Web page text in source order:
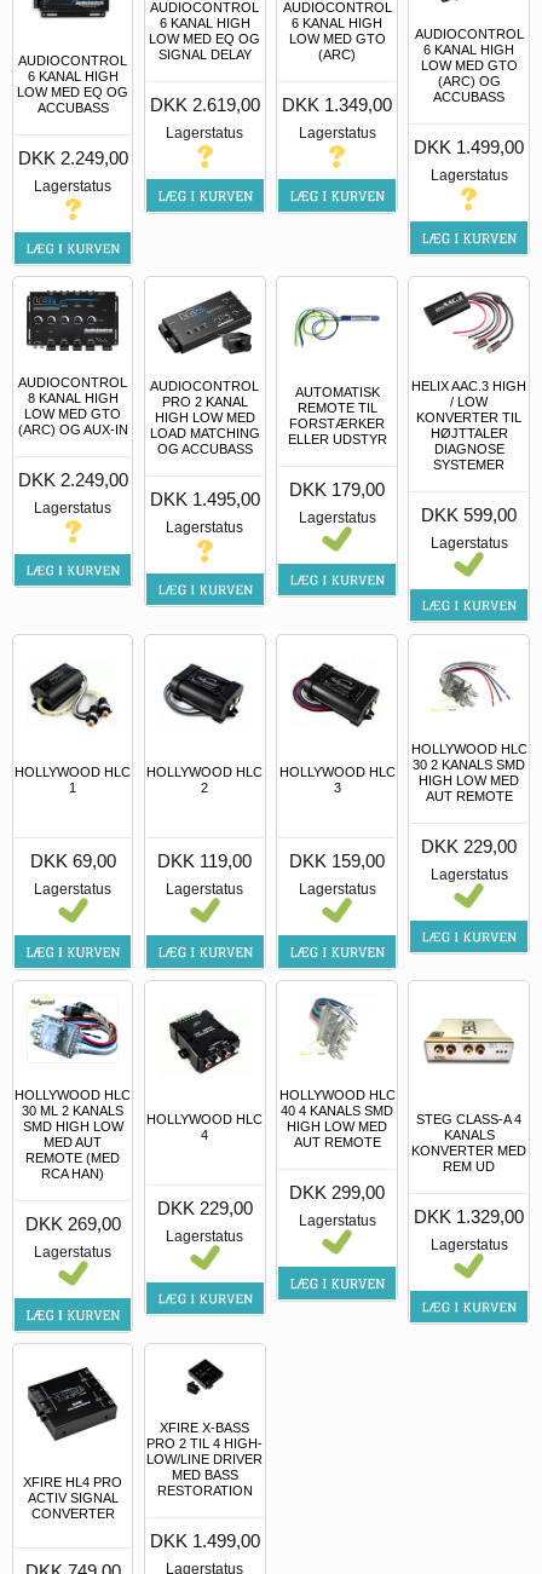
AUDIOCONTROL
6 KANAL HIGH
LOW MED EQ OG
ACCUBASS
DKK 2.249,00
Lagerstatus
AUDIOCONTROL
6 KANAL HIGH
LOW MED EQ OG
SIGNAL DELAY
DKK 2.619,00
Lagerstatus
AUDIOCONTROL
6 KANAL HIGH
LOW MED GTO
(ARC)
DKK 1.349,00
Lagerstatus
AUDIOCONTROL
6 KANAL HIGH
LOW MED GTO
(ARC) OG
ACCUBASS
DKK 1.499,00
Lagerstatus
AUDIOCONTROL
8 KANAL HIGH
LOW MED GTO
(ARC) OG AUX-IN
DKK 2.249,00
Lagerstatus
AUDIOCONTROL
PRO 2 KANAL
HIGH LOW MED
LOAD MATCHING
OG ACCUBASS
DKK 1.495,00
Lagerstatus
AUTOMATISK
REMOTE TIL
FORSTÆRKER
ELLER UDSTYR
DKK 179,00
Lagerstatus
HELIX AAC.3 HIGH
/ LOW
KONVERTER TIL
HØJTTALER
DIAGNOSE
SYSTEMER
DKK 599,00
Lagerstatus
HOLLYWOOD HLC
1
DKK 69,00
Lagerstatus
HOLLYWOOD HLC
2
DKK 119,00
Lagerstatus
HOLLYWOOD HLC
3
DKK 159,00
Lagerstatus
HOLLYWOOD HLC
30 2 KANALS SMD
HIGH LOW MED
AUT REMOTE
DKK 229,00
Lagerstatus
HOLLYWOOD HLC
30 ML 2 KANALS
SMD HIGH LOW
MED AUT
REMOTE (MED
RCA HAN)
DKK 269,00
Lagerstatus
HOLLYWOOD HLC
4
DKK 229,00
Lagerstatus
HOLLYWOOD HLC
40 4 KANALS SMD
HIGH LOW MED
AUT REMOTE
DKK 299,00
Lagerstatus
STEG CLASS-A 4
KANALS
KONVERTER MED
REM UD
DKK 1.329,00
Lagerstatus
XFIRE HL4 PRO
ACTIV SIGNAL
CONVERTER
XFIRE X-BASS
PRO 2 TIL 4 HIGH-
LOW/LINE DRIVER
MED BASS
RESTORATION
DKK 1.499,00
Lagerstatus